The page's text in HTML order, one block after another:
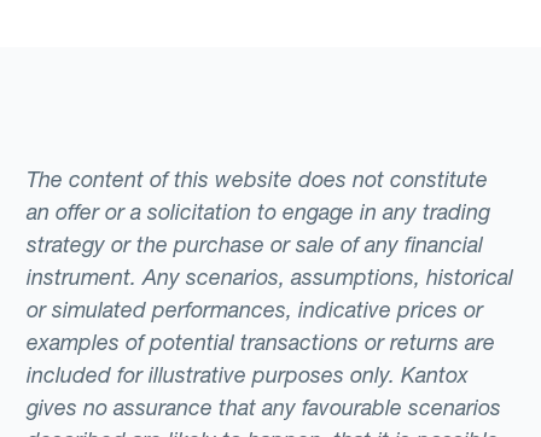
The content of this website does not constitute
an offer or a solicitation to engage in any trading
strategy or the purchase or sale of any financial
instrument. Any scenarios, assumptions, historical
or simulated performances, indicative prices or
examples of potential transactions or returns are
included for illustrative purposes only. Kantox
gives no assurance that any favourable scenarios